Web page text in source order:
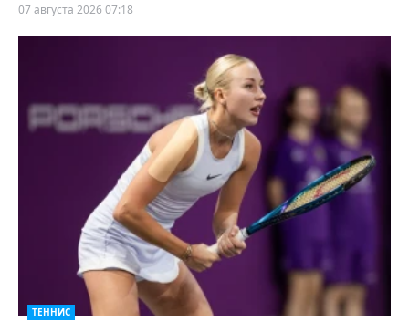
07 августа 2026 07:18
ТЕННИС